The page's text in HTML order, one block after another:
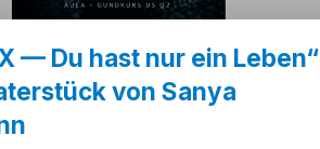
— Du hast nur ein Leben“
von Sanya